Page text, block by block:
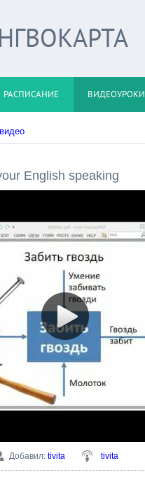
РАСПИСАНИЕ ВИДЕОУРОКИ
English speaking
Добавил: tivita tivita